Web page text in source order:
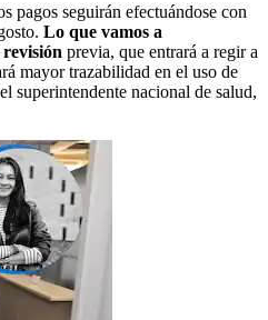
pagos seguirán efectuándose con
Lo que vamos a
previa, que entrará a regir a
mayor trazabilidad en el uso de
superintendente nacional de salud,